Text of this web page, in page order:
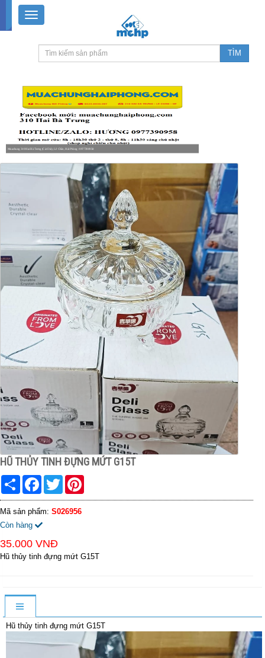
Muachung 310 Hai Bà Trưng (Cát Dài), Lê Chân, Hải Phòng / 0977390958
HŨ THỦY TINH ĐỰNG MỨT G15T
Share FacebookTwitter
Mã sản phẩm: S026956
Còn hàng
35.000 VNĐ
Hũ thủy tinh đựng mứt G15T
Hũ thủy tinh đựng mứt G15T